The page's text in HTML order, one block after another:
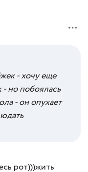
- хочу еще
- но побоялась
- он опухает
рот)))жить